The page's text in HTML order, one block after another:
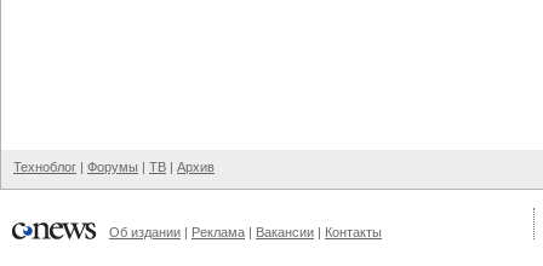
Техноблог | Форумы | ТВ | Архив
Об издании | Реклама | Вакансии | Контакты